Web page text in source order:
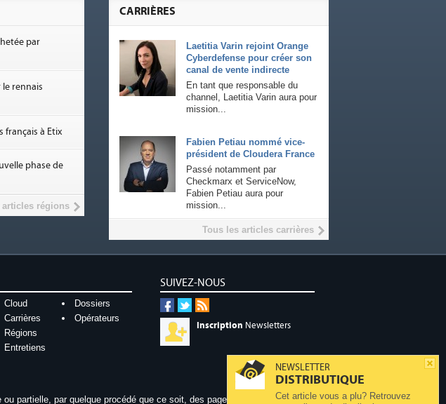
NEWSLETTER
DISTRIBUTIQUE
Cet article vous a plu? Retrouvez
CARRIÈRES
Laetitia Varin rejoint Orange
Cyberdefense pour créer son
canal de vente indirecte
En tant que responsable du
channel, Laetitia Varin aura pour
mission...
Fabien Petiau nommé vice-
président de Cloudera France
Passé notamment par
Checkmarx et ServiceNow,
Fabien Petiau aura pour
mission...
Tous les articles carrières
par
rennais
français à Etix
phase de
articles régions
SUIVEZ-NOUS
Inscription Newsletters
Cloud
Dossiers
Carrières
Opérateurs
Régions
Entretiens
ou partielle, par quelque procédé que ce soit, des pages publiées sur ce site,